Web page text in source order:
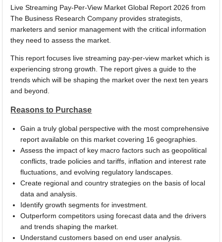
Live Streaming Pay-Per-View Market Global Report 2026 from
The Business Research Company provides strategists,
marketers and senior management with the critical information
they need to assess the market.
This report focuses live streaming pay-per-view market which is
experiencing strong growth. The report gives a guide to the
trends which will be shaping the market over the next ten years
and beyond.
Reasons to Purchase
Gain a truly global perspective with the most comprehensive
report available on this market covering 16 geographies.
Assess the impact of key macro factors such as geopolitical
conflicts, trade policies and tariffs, inflation and interest rate
fluctuations, and evolving regulatory landscapes.
Create regional and country strategies on the basis of local
data and analysis.
Identify growth segments for investment.
Outperform competitors using forecast data and the drivers
and trends shaping the market.
Understand customers based on end user analysis.